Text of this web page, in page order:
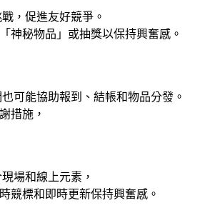
，促進友好競爭。
神秘物品」或抽獎以保持興奮感。
可能協助報到、結帳和物品分發。
措施，
場和線上元素，
競標和即時更新保持興奮感。